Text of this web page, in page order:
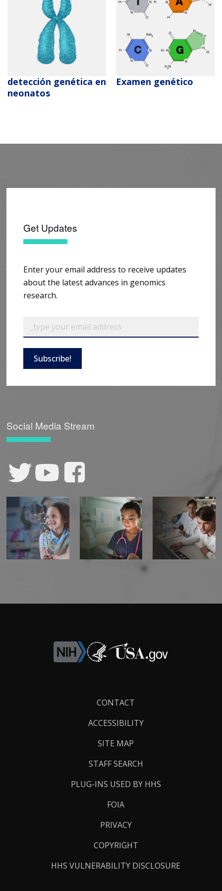
detección genética en
neonatos
Examen genético
Get Updates
Enter your email address to receive updates
about the latest advances in genomics
research.
Subscribe!
Social Media Stream
CONTACT
ACCESSIBILITY
SITE MAP
STAFF SEARCH
PLUG-INS USED BY HHS
FOIA
PRIVACY
COPYRIGHT
HHS VULNERABILITY DISCLOSURE